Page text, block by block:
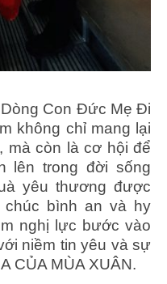
Con Đức Mẹ Đi
không chỉ mang lại
mà còn là cơ hội để
lên trong đời sống
yêu thương được
bình an và hy
nghị lực bước vào
niềm tin yêu và sự
CỦA MÙA XUÂN.